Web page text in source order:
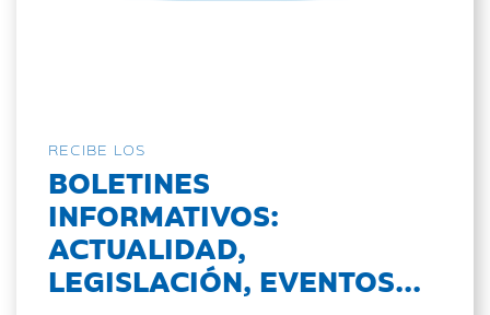
RECIBE LOS
BOLETINES
INFORMATIVOS:
ACTUALIDAD,
LEGISLACIÓN, EVENTOS...